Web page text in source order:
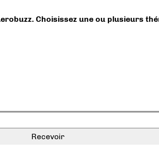
Choisissez une ou plusieurs